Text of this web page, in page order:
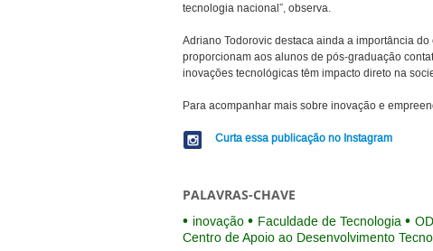
tecnologia nacional”, observa.
Adriano Todorovic destaca ainda a importância
proporcionam aos alunos de pós-graduação
inovações tecnológicas têm impacto direto na
Para acompanhar mais sobre inovação e
Curta essa publicação no Instagram
PALAVRAS-CHAVE
inovação Faculdade de Tecnologia
Centro de Apoio ao Desenvolvimento